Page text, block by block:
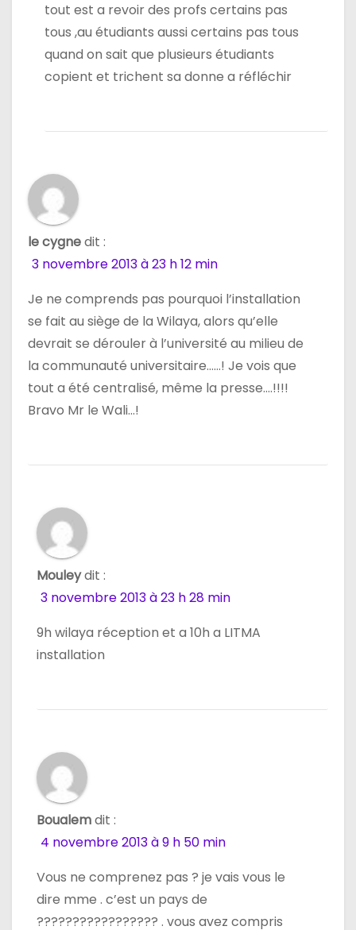
tout est a revoir des profs certains pas
tous ,au étudiants aussi certains pas tous
quand on sait que plusieurs étudiants
copient et trichent sa donne a réfléchir
le cygnedit :
3 novembre 2013 à 23 h 12 min
Je ne comprends pas pourquoi l’installation
se fait au siège de la Wilaya, alors qu’elle
devrait se dérouler à l’université au milieu de
la communauté universitaire……! Je vois que
tout a été centralisé, même la presse….!!!!
Bravo Mr le Wali…!
Mouleydit :
3 novembre 2013 à 23 h 28 min
9h wilaya réception et a 10h a LITMA
installation
Boualemdit :
4 novembre 2013 à 9 h 50 min
Vous ne comprenez pas ? je vais vous le
dire mme . c’est un pays de
????????????????? . vous avez compris